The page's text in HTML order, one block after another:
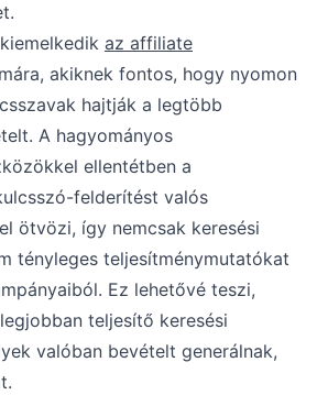
kiemelkedik az affiliate
akiknek fontos, hogy nyomon
hajtják a legtöbb
A hagyományos
ellentétben a
felderítést valós
ötvözi, így nemcsak keresési
tényleges teljesítménymutatókat
Ez lehetővé teszi,
teljesítő keresési
valóban bevételt generálnak,